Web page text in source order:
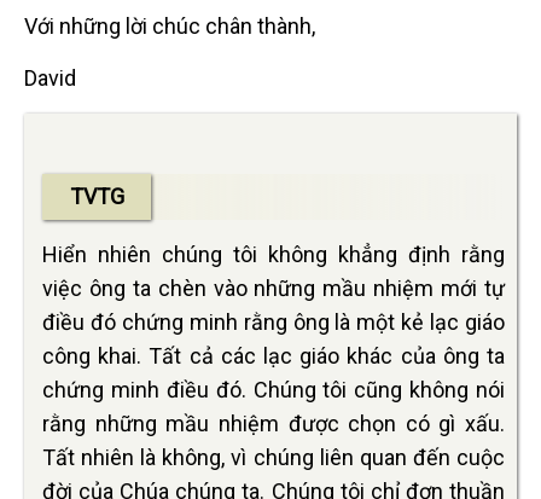
Với những lời chúc chân thành,
David
TVTG
Hiển nhiên chúng tôi không khẳng định rằng
việc ông ta chèn vào những mầu nhiệm mới tự
điều đó chứng minh rằng ông là một kẻ lạc giáo
công khai. Tất cả các lạc giáo khác của ông ta
chứng minh điều đó. Chúng tôi cũng không nói
rằng những mầu nhiệm được chọn có gì xấu.
Tất nhiên là không, vì chúng liên quan đến cuộc
đời của Chúa chúng ta. Chúng tôi chỉ đơn thuần